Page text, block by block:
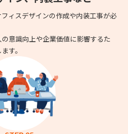
ィスデザインの作成や内装工事が必
意識向上や企業価値に影響するた
す。